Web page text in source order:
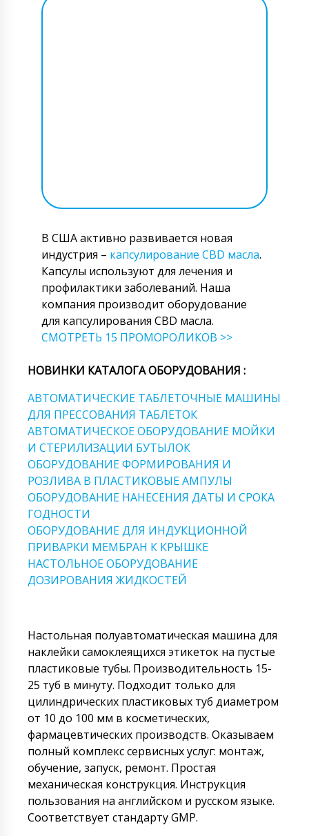
В США активно развивается новая
индустрия – капсулирование CBD масла.
Капсулы используют для лечения и
профилактики заболеваний. Наша
компания производит оборудование
для капсулирования CBD масла.
СМОТРЕТЬ 15 ПРОМОРОЛИКОВ >>
НОВИНКИ КАТАЛОГА ОБОРУДОВАНИЯ :
АВТОМАТИЧЕСКИЕ ТАБЛЕТОЧНЫЕ МАШИНЫ
ДЛЯ ПРЕССОВАНИЯ ТАБЛЕТОК
АВТОМАТИЧЕСКОЕ ОБОРУДОВАНИЕ МОЙКИ
И СТЕРИЛИЗАЦИИ БУТЫЛОК
ОБОРУДОВАНИЕ ФОРМИРОВАНИЯ И
РОЗЛИВА В ПЛАСТИКОВЫЕ АМПУЛЫ
ОБОРУДОВАНИЕ НАНЕСЕНИЯ ДАТЫ И СРОКА
ГОДНОСТИ
ОБОРУДОВАНИЕ ДЛЯ ИНДУКЦИОННОЙ
ПРИВАРКИ МЕМБРАН К КРЫШКЕ
НАСТОЛЬНОЕ ОБОРУДОВАНИЕ
ДОЗИРОВАНИЯ ЖИДКОСТЕЙ
Настольная полуавтоматическая машина для
наклейки самоклеящихся этикеток на пустые
пластиковые тубы. Производительность 15-
25 туб в минуту. Подходит только для
цилиндрических пластиковых туб диаметром
от 10 до 100 мм в косметических,
фармацевтических производств. Оказываем
полный комплекс сервисных услуг: монтаж,
обучение, запуск, ремонт. Простая
механическая конструкция. Инструкция
пользования на английском и русском языке.
Соответствует стандарту GMP.